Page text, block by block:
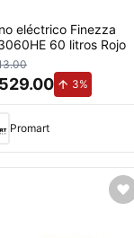
eléctrico Finezza
60 litros Rojo
3%
Promart